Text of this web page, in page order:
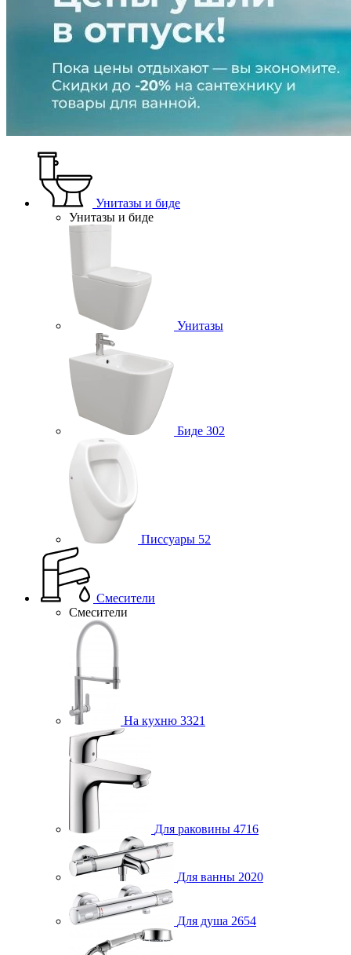
Унитазы и биде
Унитазы и биде
Унитазы
Биде 302
Писсуары 52
Смесители
Смесители
На кухню 3321
Для раковины 4716
Для ванны 2020
Для душа 2654